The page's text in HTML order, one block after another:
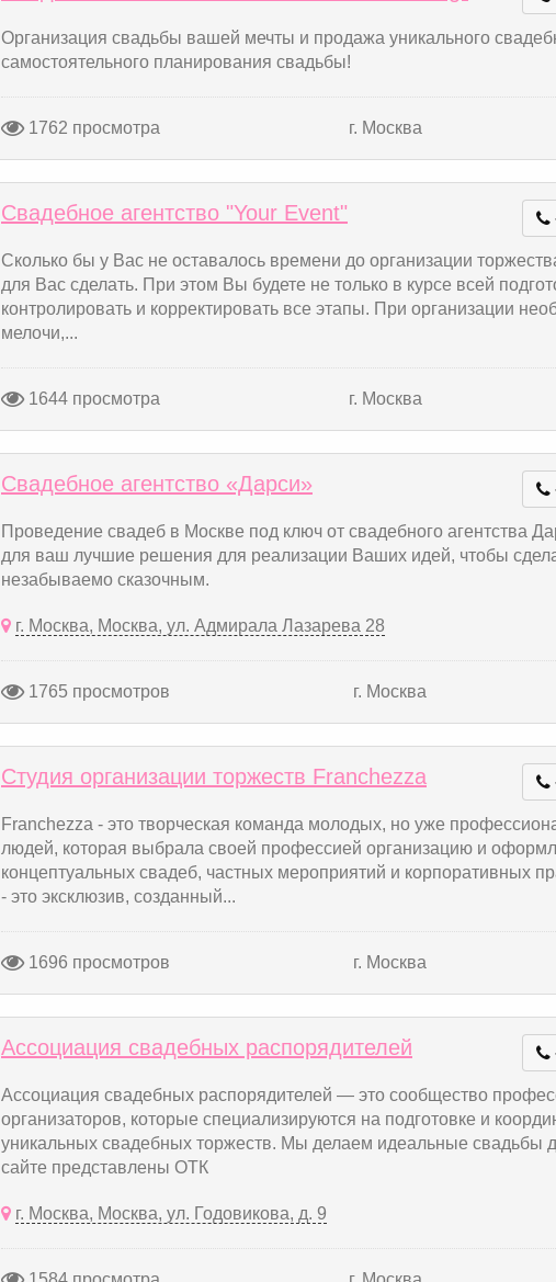
Организация свадьбы вашей мечты и продажа уникального
самостоятельного планирования свадьбы!
1762 просмотра г. Москва
Свадебное агентство "Your Event"
Сколько бы у Вас не оставалось времени до организации
для Вас сделать. При этом Вы будете не только в курсе всей
контролировать и корректировать все этапы. При организации
мелочи,...
1644 просмотра г. Москва
Свадебное агентство «Дарси»
Проведение свадеб в Москве под ключ от свадебного агентства
для ваш лучшие решения для реализации Ваших идей, чтобы
незабываемо сказочным.
г. Москва, Москва, ул. Адмирала Лазарева 28
1765 просмотров г. Москва
Студия организации торжеств Franchezza
Franchezza - это творческая команда молодых, но уже
людей, которая выбрала своей профессией организацию и
концептуальных свадеб, частных мероприятий и корпоративных
- это эксклюзив, созданный...
1696 просмотров г. Москва
Ассоциация свадебных распорядителей
Ассоциация свадебных распорядителей — это сообщество
организаторов, которые специализируются на подготовке и
уникальных свадебных торжеств. Мы делаем идеальные свадьбы
сайте представлены ОТК
г. Москва, Москва, ул. Годовикова, д. 9